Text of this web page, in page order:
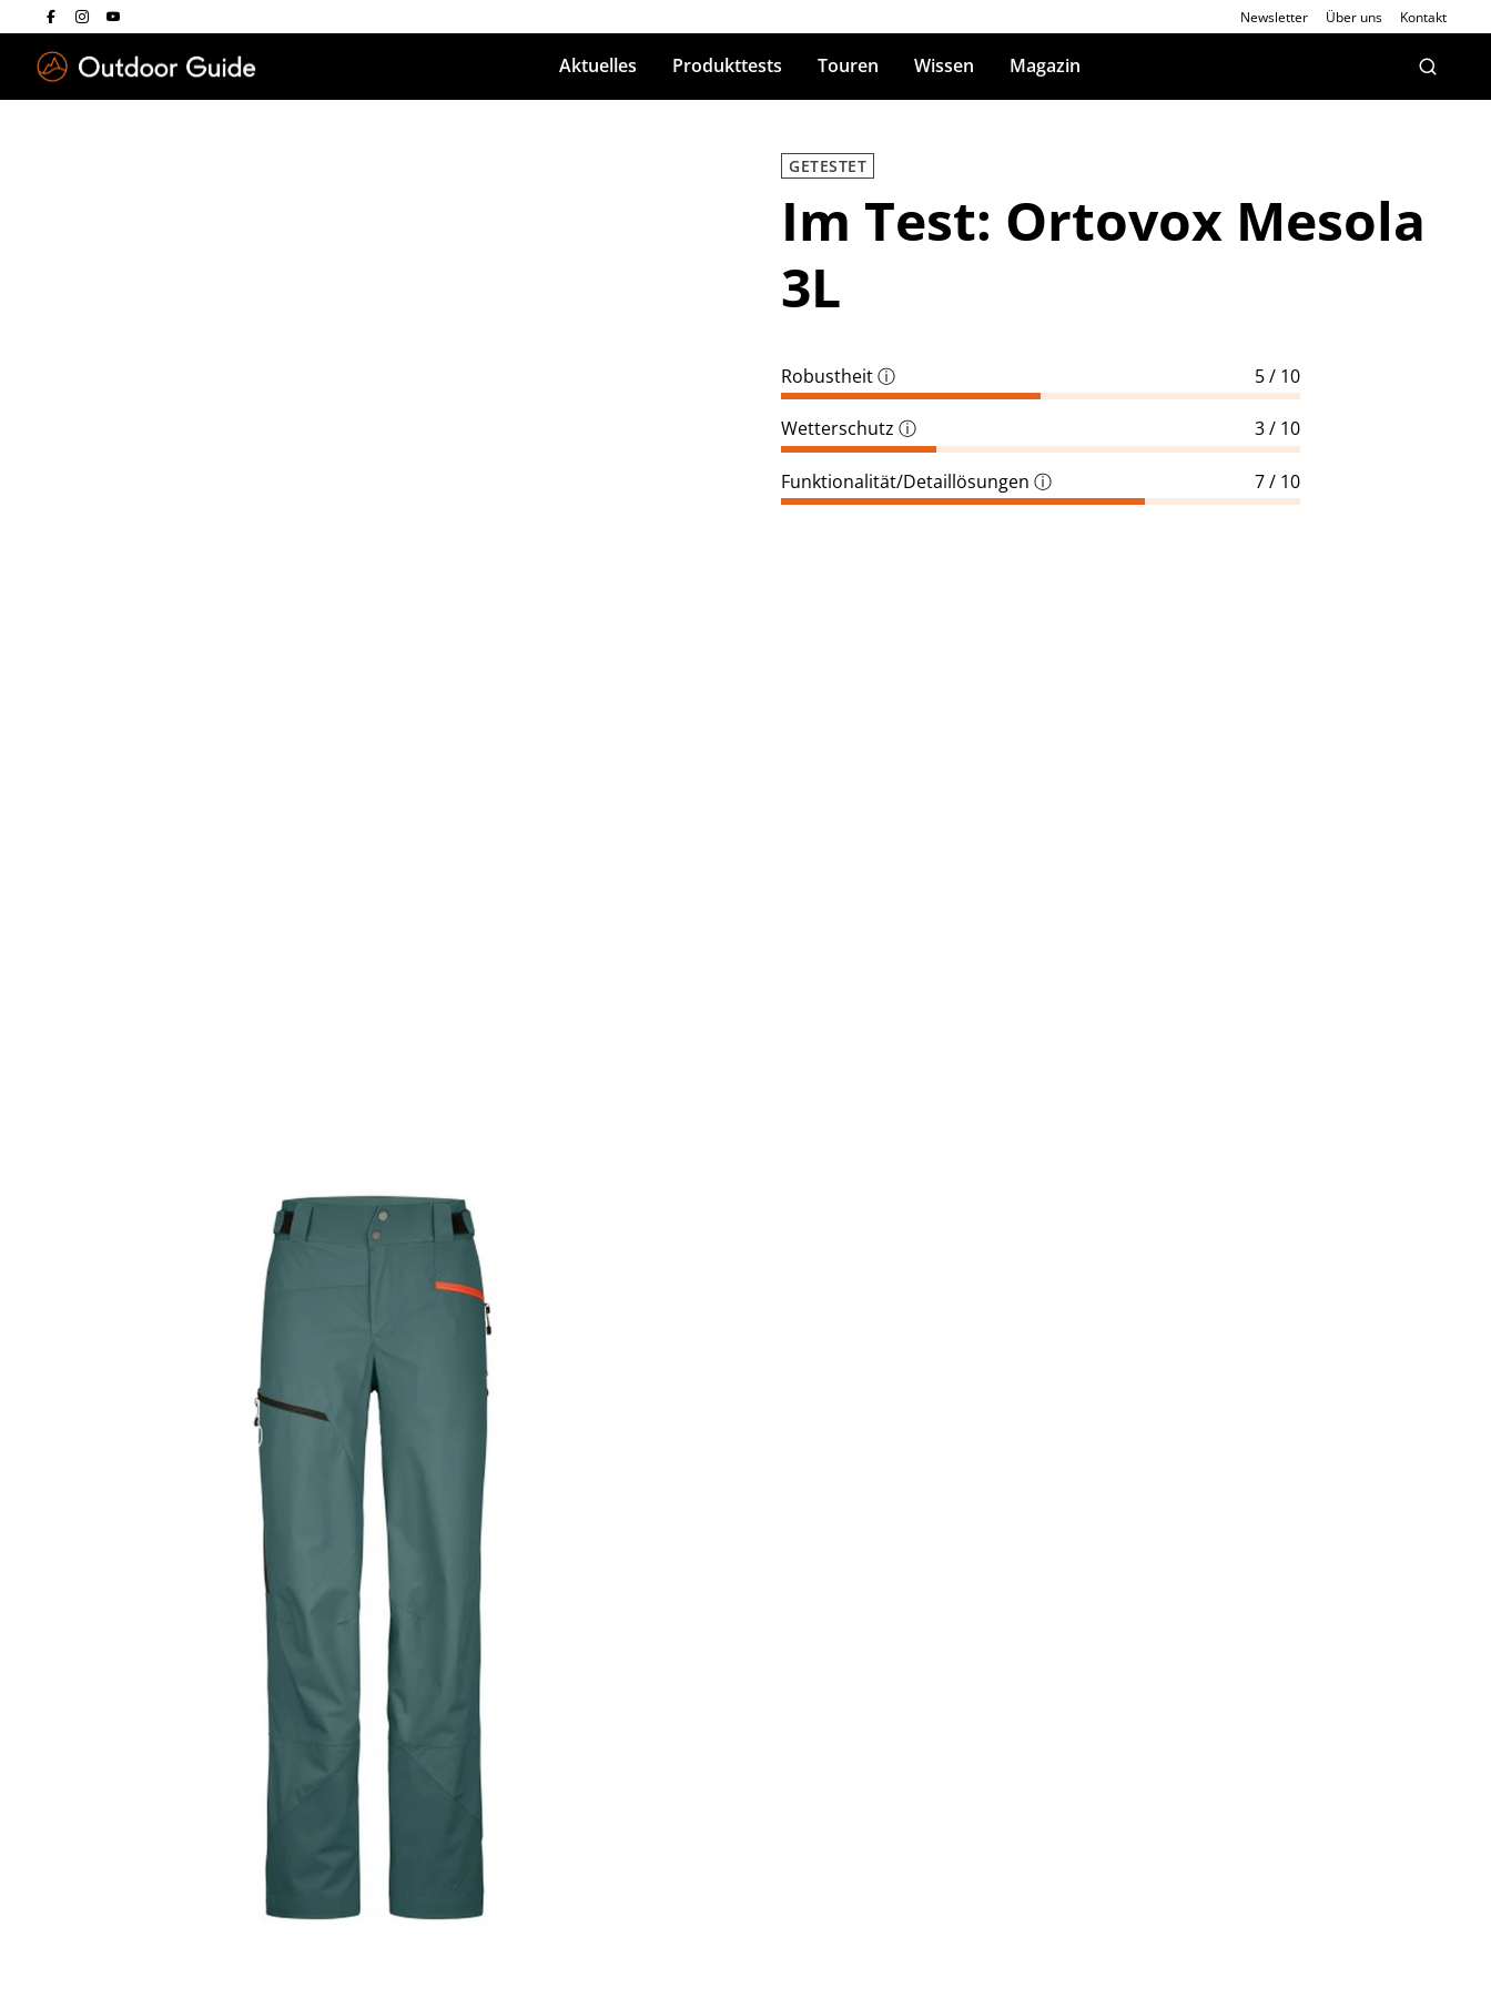
Newsletter Über uns Kontakt
Aktuelles Produkttests Touren Wissen Magazin
GETESTET
Im Test: Ortovox Mesola
3L
Robustheitⓘ 5 / 10
Wetterschutz ⓘ 3 / 10
Funktionalität/Detaillösungen ⓘ 7 / 10